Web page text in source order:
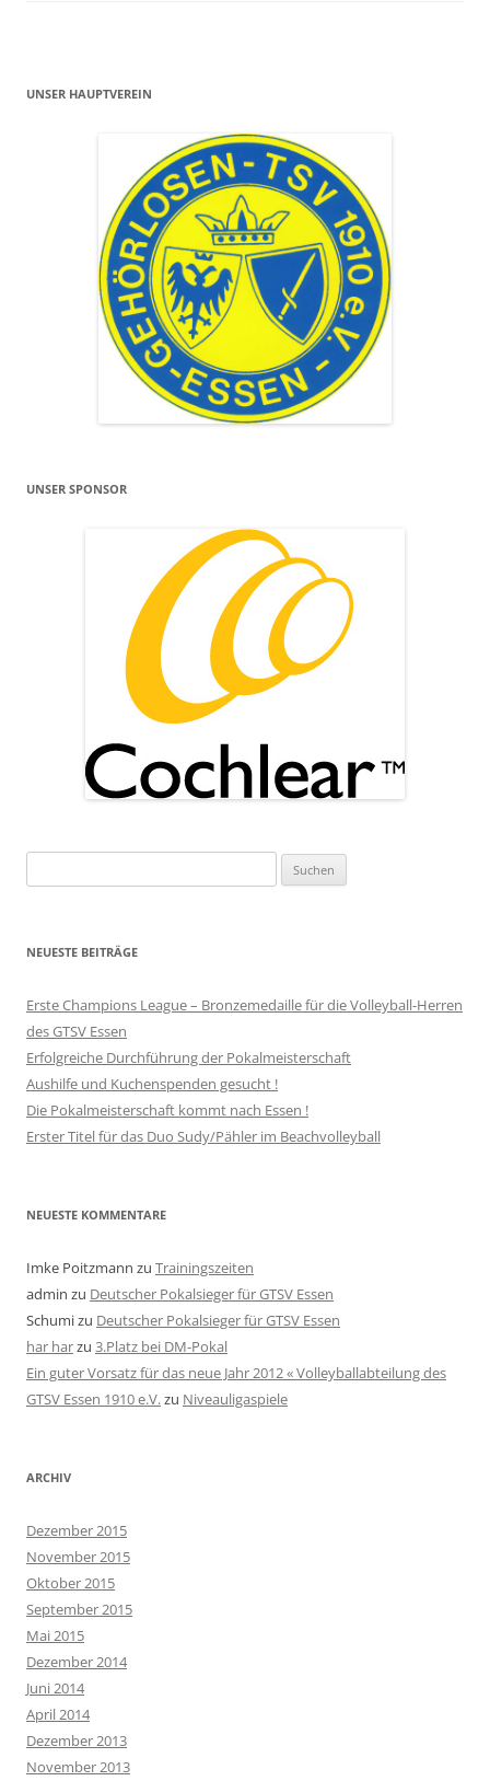
UNSER HAUPTVEREIN
UNSER SPONSOR
nach:
NEUESTE BEITRÄGE
Erste Champions League – Bronzemedaille für die Volleyball-Herren
des GTSV Essen
Erfolgreiche Durchführung der Pokalmeisterschaft
Aushilfe und Kuchenspenden gesucht !
Die Pokalmeisterschaft kommt nach Essen !
Erster Titel für das Duo Sudy/Pähler im Beachvolleyball
NEUESTE KOMMENTARE
Imke Poitzmann zu Trainingszeiten
admin zu Deutscher Pokalsieger für GTSV Essen
Schumizu Deutscher Pokalsieger für GTSV Essen
har harzu 3.Platz bei DM-Pokal
Ein guter Vorsatz für das neue Jahr 2012 « Volleyballabteilung des
GTSV Essen 1910 e.V.zu Niveauligaspiele
ARCHIV
Dezember 2015
November 2015
Oktober 2015
September 2015
Mai 2015
Dezember 2014
Juni 2014
April 2014
Dezember 2013
November 2013